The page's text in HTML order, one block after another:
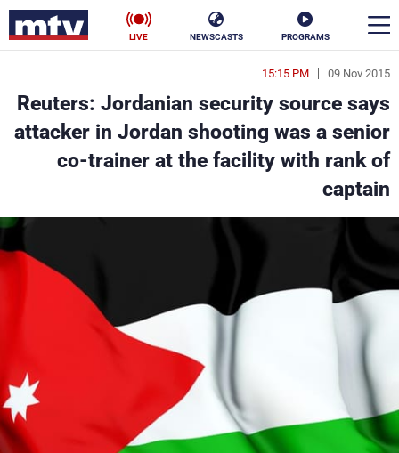
PROGRAMS
NEWSCASTS
LIVE
09 Nov 2015
15:15 PM
Reuters: Jordanian security source says
attacker in Jordan shooting was a senior
co-trainer at the facility with rank of
captain
en
الأخبار
سياسة ناس
إقتصاد
كأس العالم
البرامج
جدول البرامج
شاهد البرامج
الترددات